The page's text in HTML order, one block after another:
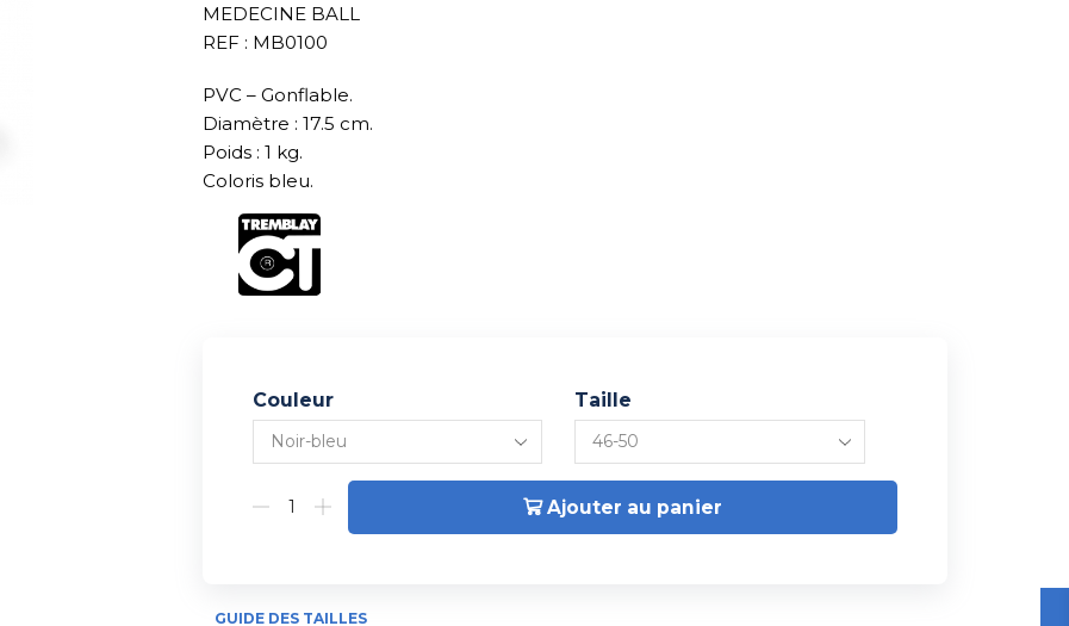
MEDECINE BALL
REF : MB0100
PVC – Gonflable.
Diamètre : 17.5 cm.
Poids : 1 kg.
Coloris bleu.
Couleur Taille
Ajouter au panier
GUIDE DES TAILLES